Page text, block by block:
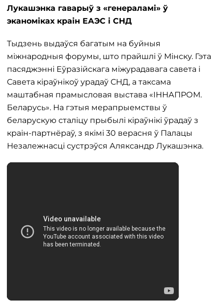
Лукашэнка гаварыў з «генераламі» ў
эканоміках краін ЕАЭС і СНД
Тыдзень выдаўся багатым на буйныя
міжнародныя форумы, што прайшлі ў Мінску. Гэта
пасяджэнні Еўразійскага міжурадавага савета і
Савета кіраўнікоў урадаў СНД, а таксама
маштабная прамысловая выстава «ІННАПРОМ.
Беларусь». На гэтыя мерапрыемствы ў
беларускую сталіцу прыбылі кіраўнікі ўрадаў з
краін-партнёраў, з якімі 30 верасня ў Палацы
Незалежнасці сустрэўся Аляксандр Лукашэнка.